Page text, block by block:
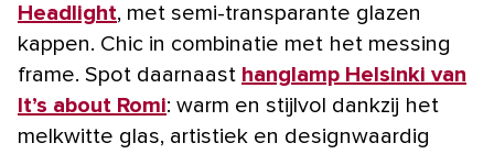
Headlight, met semi-transparante glazen
kappen. Chic in combinatie met het messing
frame. Spot daarnaast hanglamp Helsinki van
It’s about Romi: warm en stijlvol dankzij het
melkwitte glas, artistiek en designwaardig